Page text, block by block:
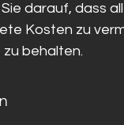
darauf, dass
Kosten zu
behalten.